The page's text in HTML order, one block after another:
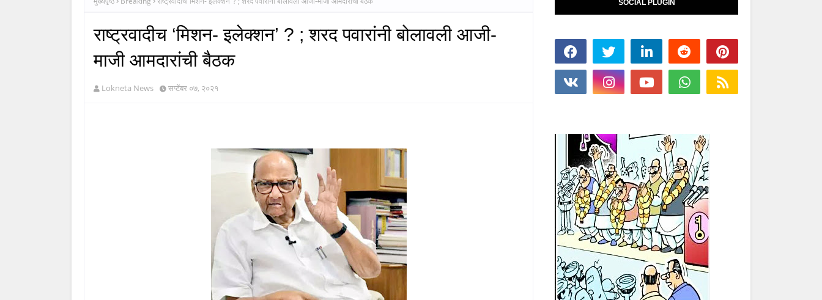
राष्ट्रवादीच ‘मिशन- इलेक्शन’ ? ; शरद पवारांनी बोलावली आजी-
माजी आमदारांची बैठक
Lokneta News सप्टेंबर ०७, २०२१
SOCIAL PLUGIN